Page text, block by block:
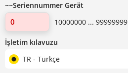
~~Seriennummer Gerät
10000000 ... 99999999
İşletim kılavuzu
TR - Türkçe